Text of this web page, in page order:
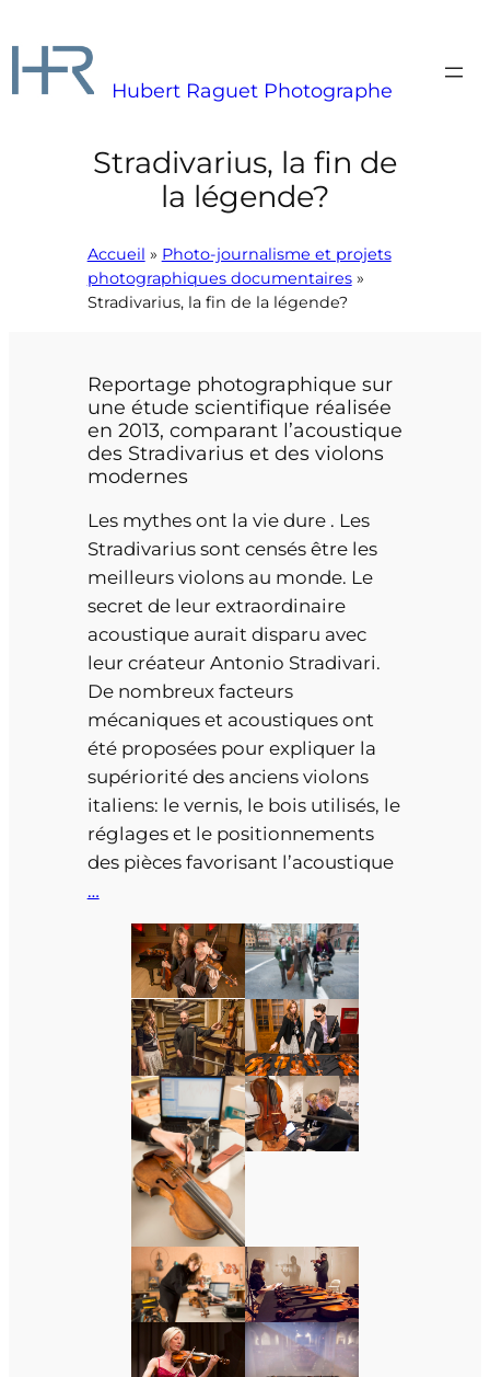
au
contenu
Hubert Raguet Photographe
Stradivarius, la fin de
la légende?
Accueil » Photo-journalisme et projets
photographiques documentaires»
Stradivarius, la fin de la légende?
Reportage photographique sur
une étude scientifique réalisée
en 2013, comparant l’acoustique
des Stradivarius et des violons
modernes
Les mythes ont la vie dure . Les
Stradivarius sont censés être les
meilleurs violons au monde. Le
secret de leur extraordinaire
acoustique aurait disparu avec
leur créateur Antonio Stradivari.
De nombreux facteurs
mécaniques et acoustiques ont
été proposées pour expliquer la
supériorité des anciens violons
italiens: le vernis, le bois utilisés, le
réglages et le positionnements
des pièces favorisant l’acoustique
…